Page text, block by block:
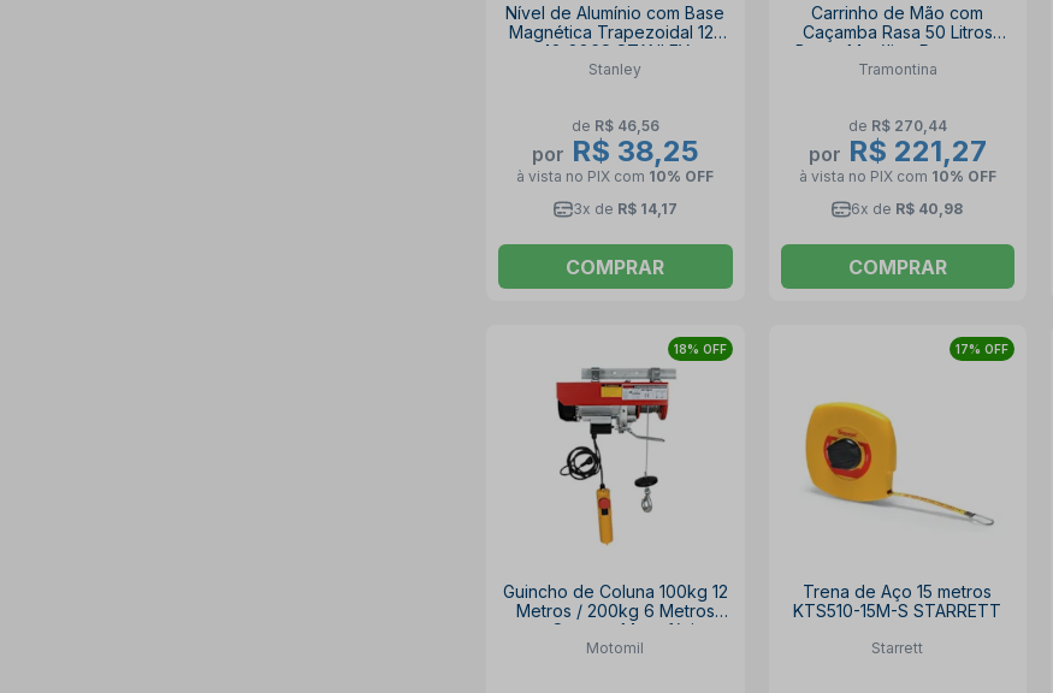
Nível de Alumínio com Base
Magnética Trapezoidal 12"
42-886S STANLEY
Stanley
de R$ 46,56
por R$ 38,25
à vista no PIX com 10% OFF
3x de R$ 14,17
COMPRAR
Carrinho de Mão com
Caçamba Rasa 50 Litros
Braço Metálico Pneu com
Câmara 77704432
Tramontina
de R$ 270,44
por R$ 221,27
à vista no PIX com 10% OFF
6x de R$ 40,98
COMPRAR
18% OFF
Guincho de Coluna 100kg 12
Metros / 200kg 6 Metros
sem Suporte Monofásico
HA-101 MOTOMIL
Motomil
17% OFF
Trena de Aço 15 metros
KTS510-15M-S STARRETT
Starrett